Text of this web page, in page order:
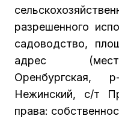
разрешенного
садоводство,
адрес
Оренбургская,
Нежинский, с/т
права: